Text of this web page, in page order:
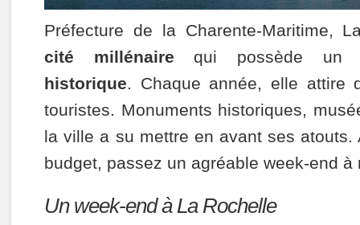
Préfecture de la Charente-Maritime,
cité millénaire qui possède
historique. Chaque année, elle attire
touristes. Monuments historiques,
la ville a su mettre en avant ses atouts.
budget, passez un agréable week-end à
Un week-end à La Rochelle